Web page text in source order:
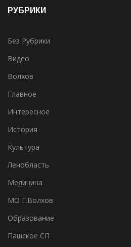
Без Рубрики
Видео
Волхов
Главное
Интересное
История
Культура
Ленобласть
Медицина
МО Г.Волхов
Образование